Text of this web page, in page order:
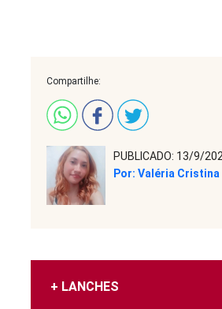
Compartilhe:
PUBLICADO: 13/9/
Por: Valéria Cristina
+ LANCHES